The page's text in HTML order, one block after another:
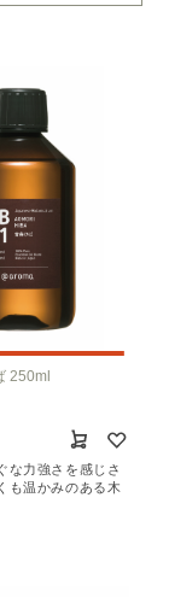
い
250ml
な力強さを感じさ
も温かみのある木